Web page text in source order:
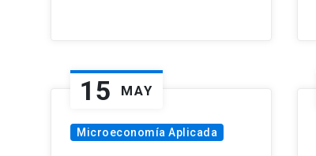
15 MAY
Microeconomía Aplicada